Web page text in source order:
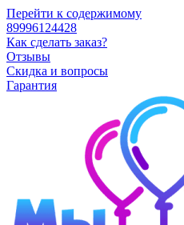
Перейти к содержимому
89996124428
Как сделать заказ?
Отзывы
Скидка и вопросы
Гарантия